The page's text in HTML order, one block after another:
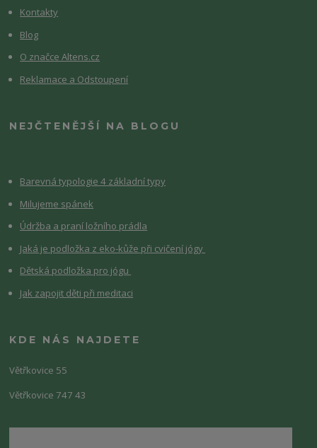
Kontakty
Blog
O značce Altens.cz
Reklamace a Odstoupení
NEJČTENĚJŠÍ NA BLOGU
Barevná typologie 4 základní typy
Milujeme spánek
Údržba a praní ložního prádla
Jaká je podložka z eko-kůže při cvičení jógy
Dětská podložka pro jógu
Jak zapojit děti při meditaci
KDE NÁS NAJDETE
Větřkovice 55
Větřkovice 747 43